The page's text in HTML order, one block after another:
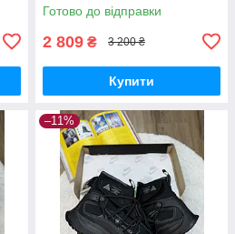
Готово до відправки
2 809 ₴ 3 200 ₴
Купити
–11%